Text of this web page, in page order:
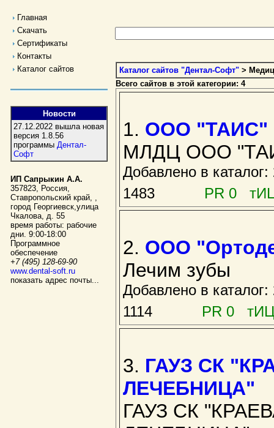
Главная
Скачать
Сертификаты
Контакты
Каталог сайтов
Новости
27.12.2022 вышла новая
версия 1.8.56
программы Дентал-
Софт
ИП Сапрыкин А.А.
357823, Россия,
Ставропольский край, ,
город Георгиевск,улица
Чкалова, д. 55
время работы: рабочие
дни. 9:00-18:00
Программное
обеспечение
+7 (495) 128-69-90
www.dental-soft.ru
показать адрес почты...
Каталог сайтов "Дентал-Софт" >
Всего сайтов в этой категории: 4
1. ООО "ТАИС"
МЛДЦ ООО
Добавлено в
1483
PR 0
2. ООО
Лечим зубы
Добавлено в
1114
PR 0
3. ГАУЗ СК
ЛЕЧЕБНИЦА"
ГАУЗ СК